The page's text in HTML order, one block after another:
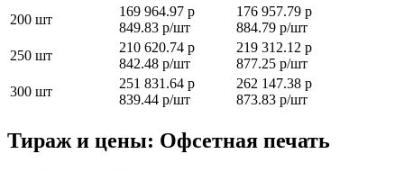
200 шт
169 964.97 р
849.83 р/шт
176 957.79 р
884.79 р/шт
250 шт
210 620.74 р
842.48 р/шт
219 312.12 р
877.25 р/шт
300 шт
251 831.64 р
839.44 р/шт
262 147.38 р
873.83 р/шт
Тираж и цены: Офсетная печать